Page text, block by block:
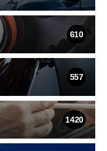
610
557
1420